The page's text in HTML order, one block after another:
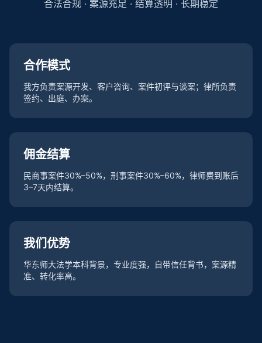
合法合规 · 案源充足 · 结算透明 · 长期稳定
合作模式
我方负责案源开发、客户咨询、案件初评与谈案；律所负责
签约、出庭、办案。
佣金结算
民商事案件30%–50%，刑事案件30%–60%，律师费到账后
3–7天内结算。
我们优势
华东师大法学本科背景，专业度强，自带信任背书，案源精
准、转化率高。